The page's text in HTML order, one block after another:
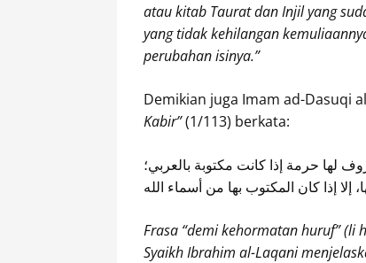
atau kitab Taurat dan Injil yang
yang tidak kehilangan
perubahan isinya.”
Kabir”(1/113) berkata:
لها حرمة إذا كانت مكتوبة بالعربي؛
إلا إذا كان المكتوب بها من أسماء الله
Frasa “demi kehormatan huruf”
Syaikh Ibrahim al-Laqani